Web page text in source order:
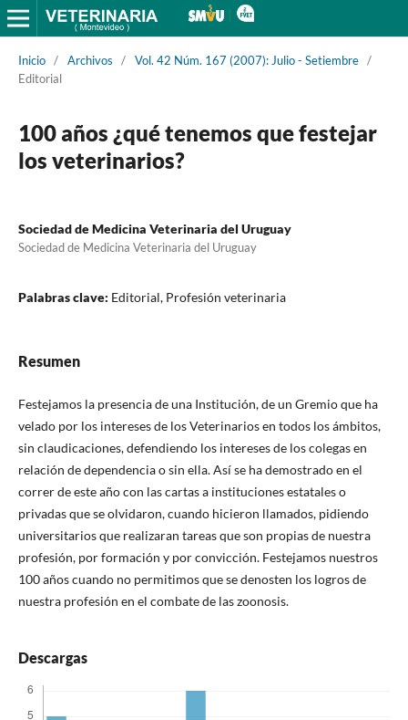
Inicio / Archivos / Vol. 42 Núm. 167 (2007): Julio - Setiembre /
Editorial
100 años ¿qué tenemos que festejar
los veterinarios?
Sociedad de Medicina Veterinaria del Uruguay
Sociedad de Medicina Veterinaria del Uruguay
Palabras clave: Editorial, Profesión veterinaria
Resumen
Festejamos la presencia de una Institución, de un Gremio que ha
velado por los intereses de los Veterinarios en todos los ámbitos,
sin claudicaciones, defendiendo los intereses de los colegas en
relación de dependencia o sin ella. Así se ha demostrado en el
correr de este año con las cartas a instituciones estatales o
privadas que se olvidaron, cuando hicieron llamados, pidiendo
universitarios que realizaran tareas que son propias de nuestra
profesión, por formación y por convicción. Festejamos nuestros
100 años cuando no permitimos que se denosten los logros de
nuestra profesión en el combate de las zoonosis.
Descargas